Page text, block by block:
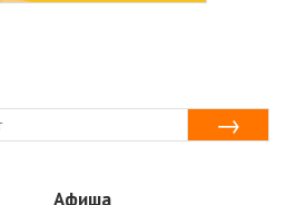
Афиша